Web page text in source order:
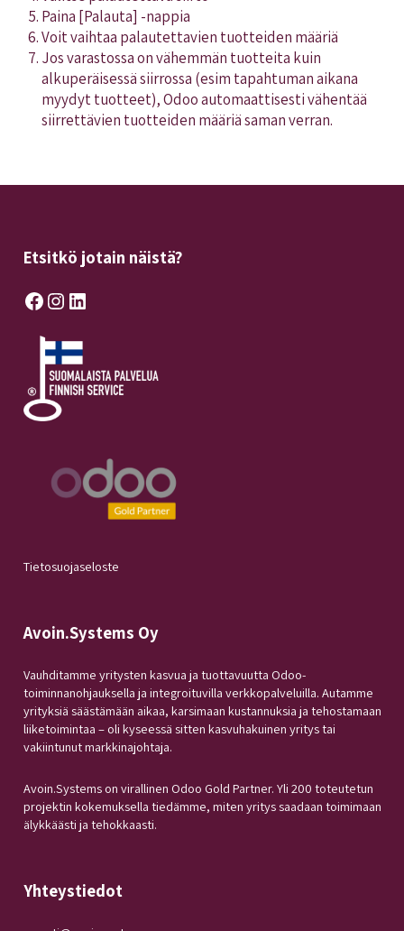
Paina [Palauta] -nappia
Voit vaihtaa palautettavien tuotteiden määriä
Jos varastossa on vähemmän tuotteita kuin
alkuperäisessä siirrossa (esim tapahtuman aikana
myydyt tuotteet), Odoo automaattisesti vähentää
siirrettävien tuotteiden määriä saman verran.
Etsitkö jotain näistä?
Facebook Instagram LinkedIn
Tietosuojaseloste
Avoin.Systems Oy
Vauhditamme yritysten kasvua ja tuottavuutta Odoo-
toiminnanohjauksella ja integroituvilla verkkopalveluilla. Autamme
yrityksiä säästämään aikaa, karsimaan kustannuksia ja tehostamaan
liiketoimintaa – oli kyseessä sitten kasvuhakuinen yritys tai
vakiintunut markkinajohtaja.
Avoin.Systems on virallinen Odoo Gold Partner. Yli 200 toteutetun
projektin kokemuksella tiedämme, miten yritys saadaan toimimaan
älykkäästi ja tehokkaasti.
Yhteystiedot